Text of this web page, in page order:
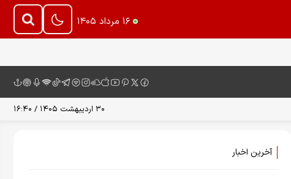
۱۶ مرداد ۱۴۰۵
۳۰ اردیبهشت ۱۴۰۵ / ۱۶:۴۰
آخرین اخبار